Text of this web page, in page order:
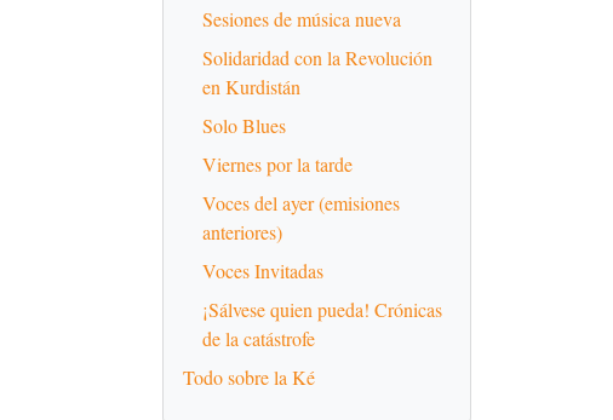
Sesiones de música nueva
Solidaridad con la Revolución
en Kurdistán
Solo Blues
Viernes por la tarde
Voces del ayer (emisiones
anteriores)
Voces Invitadas
¡Sálvese quien pueda! Crónicas
de la catástrofe
Todo sobre la Ké